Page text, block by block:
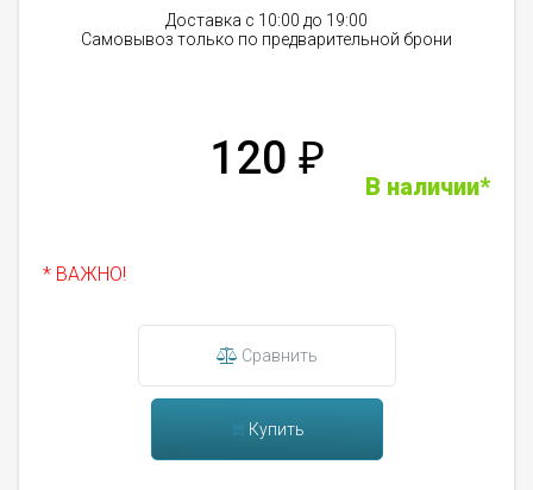
Доставка с 10:00 до 19:00
Самовывоз только по предварительной брони
120 ₽
В наличии*
* ВАЖНО!
Сравнить
Купить